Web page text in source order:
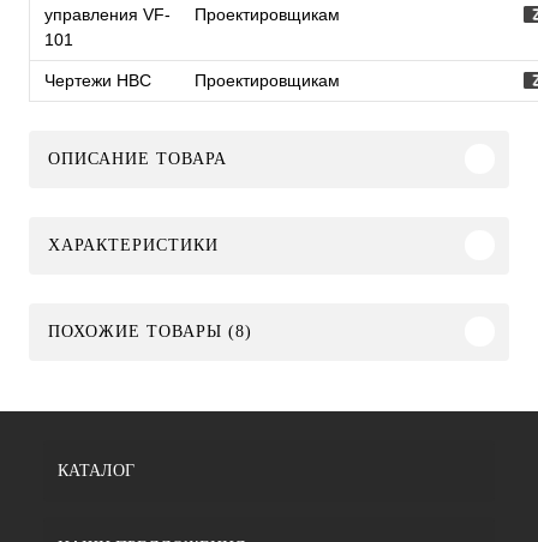
управления VF-
101
Проектировщикам
Чертежи HBC Проектировщикам
ОПИСАНИЕ ТОВАРА
ХАРАКТЕРИСТИКИ
ПОХОЖИЕ ТОВАРЫ (8)
КАТАЛОГ